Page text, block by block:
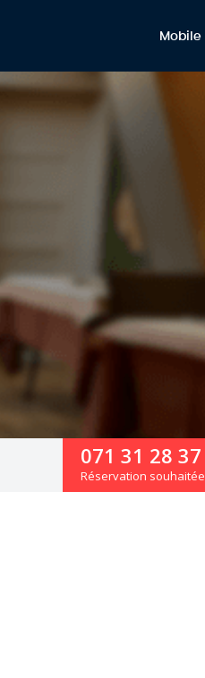
Mobile
071 31 28 37
Réservation souhaitée